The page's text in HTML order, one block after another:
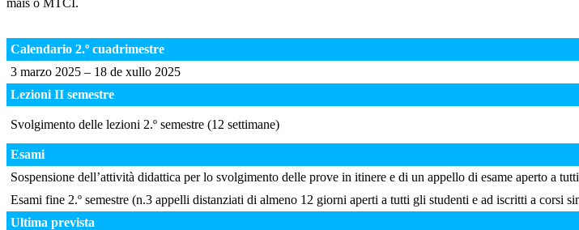
Calendario 2.º cuadrimestre
3 marzo 2025 – 18 de xullo 2025
Lezioni II semestre
Svolgimento delle lezioni 2.º semestre (12 settimane)
Esami
Sospensione dell’attività didattica per lo svolgimento delle prove in itinere e di un appello di esame aperto a
Esami fine 2.º semestre (n.3 appelli distanziati di almeno 12 giorni aperti a tutti gli studenti e ad iscritti a
Ultima prevista